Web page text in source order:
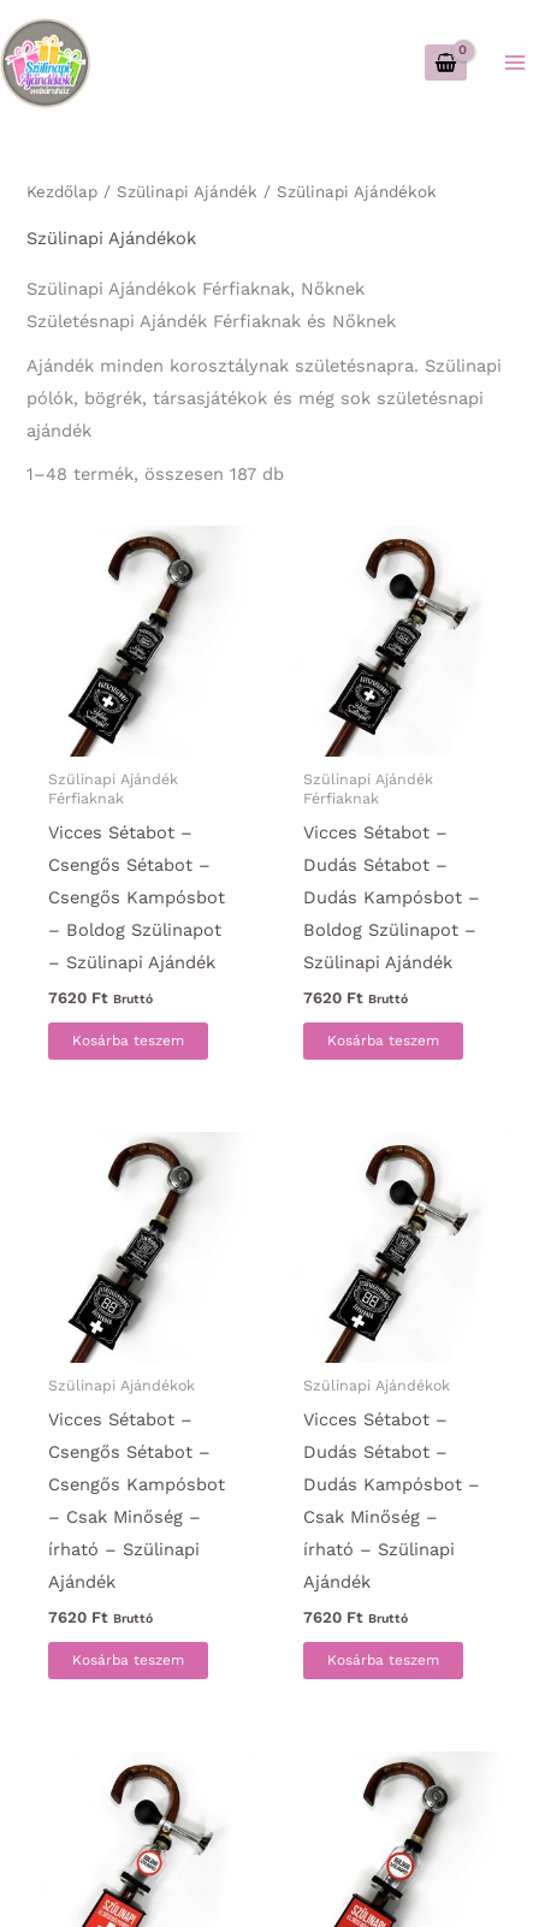
Skip
to
content
Kezdőlap / Szülinapi Ajándék / Szülinapi Ajándékok
Szülinapi Ajándékok
Szülinapi Ajándékok Férfiaknak, Nőknek
Születésnapi Ajándék Férfiaknak és Nőknek
Ajándék minden korosztálynak születésnapra. Szülinapi
pólók, bögrék, társasjátékok és még sok születésnapi
ajándék
1–48 termék, összesen 187 dbSorted
Szülinapi Ajándék
Férfiaknak
Vicces Sétabot –
Csengős Sétabot –
Csengős Kampósbot
– Boldog Szülinapot
– Szülinapi Ajándék
7620 Ft Bruttó
Kosárba teszem
Szülinapi Ajándék
Férfiaknak
Vicces Sétabot –
Dudás Sétabot –
Dudás Kampósbot –
Boldog Szülinapot –
Szülinapi Ajándék
7620 Ft Bruttó
Kosárba teszem
Szülinapi Ajándékok
Vicces Sétabot –
Csengős Sétabot –
Csengős Kampósbot
– Csak Minőség –
írható – Szülinapi
Ajándék
7620 Ft Bruttó
Kosárba teszem
Szülinapi Ajándékok
Vicces Sétabot –
Dudás Sétabot –
Dudás Kampósbot –
Csak Minőség –
írható – Szülinapi
Ajándék
7620 Ft Bruttó
Kosárba teszem